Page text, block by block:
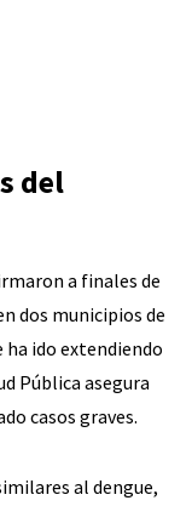
del
a finales de
dos municipios de
ha ido extendiendo
Pública asegura
casos graves.
al dengue,